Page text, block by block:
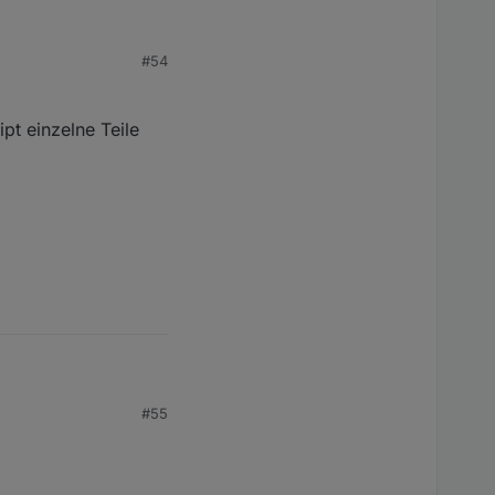
die gesamte
#54
einzelne Teile
#55